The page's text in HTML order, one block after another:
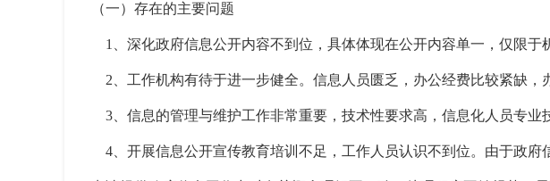
（一）存在的主要问题
1、深化政府信息公开内容不到位，具体体现在公开内容单一，仅限于
2、工作机构有待于进一步健全。信息人员匮乏，办公经费比较紧缺，
3、信息的管理与维护工作非常重要，技术性要求高，信息化人员专业
4、开展信息公开宣传教育培训不足，工作人员认识不到位。由于政